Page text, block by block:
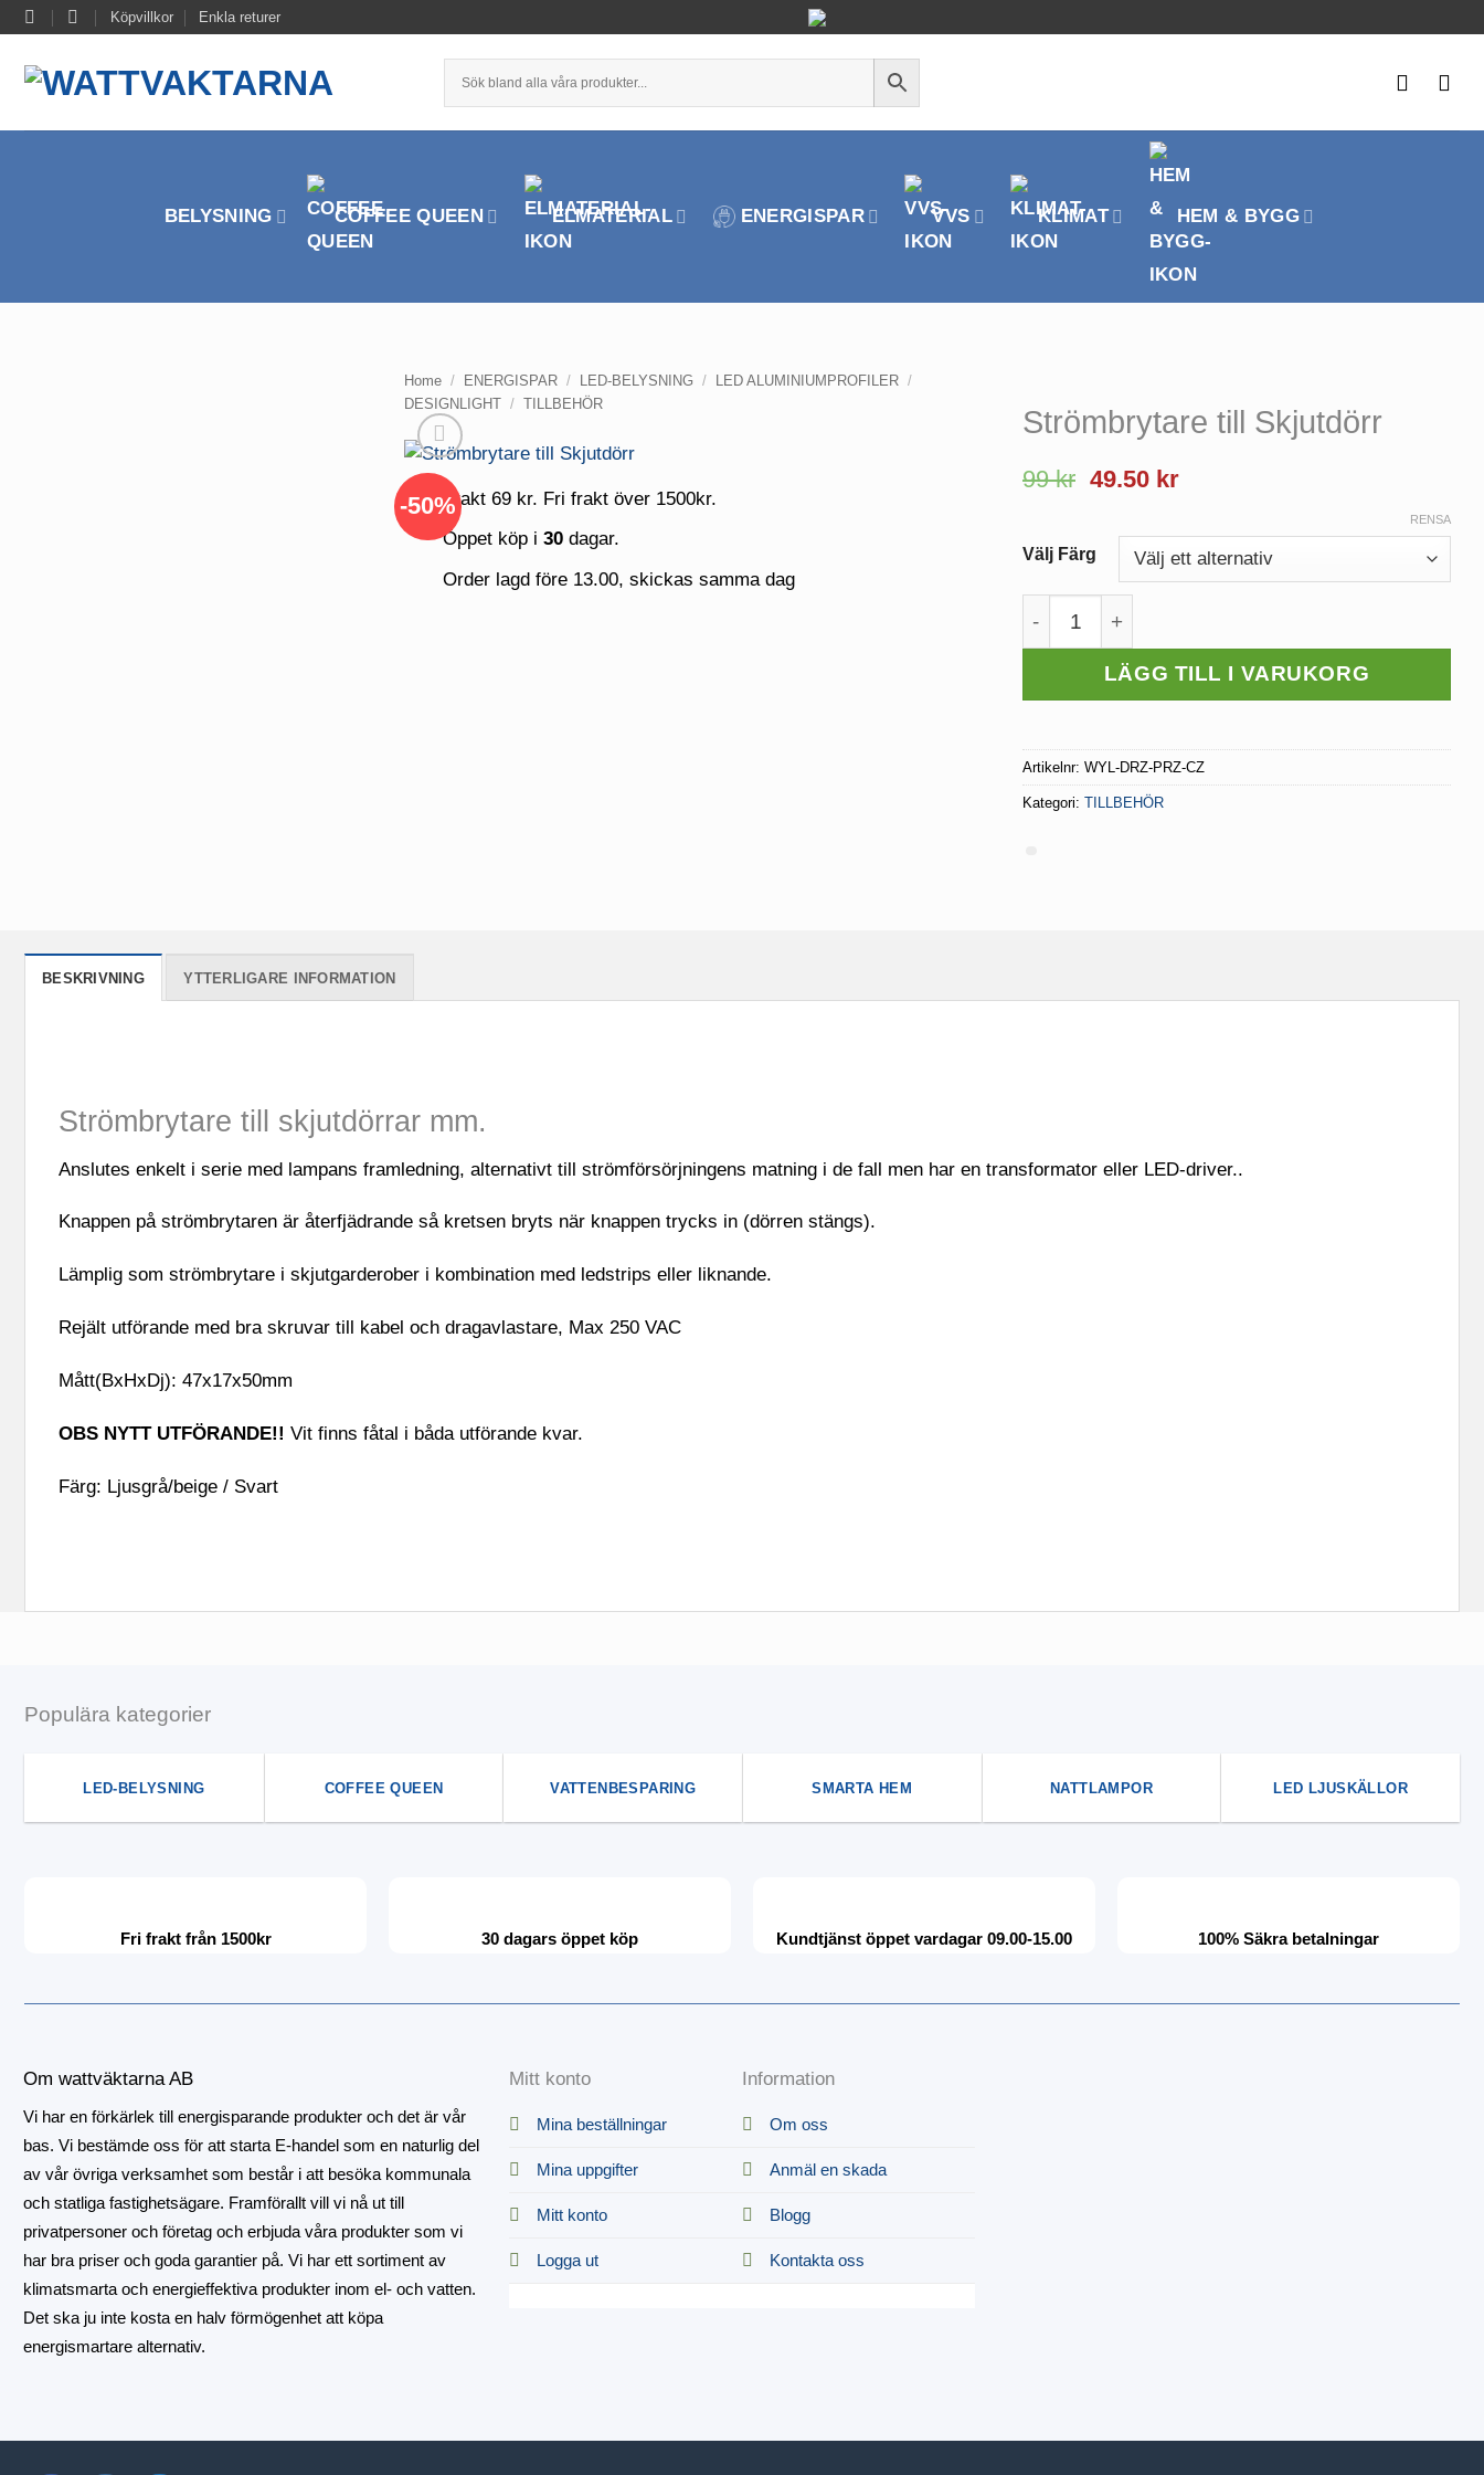
Skip
to
content
Köpvillkor Enkla returer
BELYSNING COFFEE QUEEN ELMATERIAL ENERGISPAR VVS KLIMAT HEM & BYGG
Home / ENERGISPAR / LED-BELYSNING / LED ALUMINIUMPROFILER /
DESIGNLIGHT / TILLBEHÖR
-50%Frakt 69 kr. Fri frakt över 1500kr.
Öppet köp i30 dagar.
Order lagd före 13.00, skickas samma dag
Strömbrytare till Skjutdörr
99kr 49.50 kr
Välj Färg
RENSA
LÄGG TILL I VARUKORG
Artikelnr: WYL-DRZ-PRZ-CZ
Kategori: TILLBEHÖR
BESKRIVNING YTTERLIGARE INFORMATION
Strömbrytare till skjutdörrar mm.
Anslutes enkelt i serie med lampans framledning, alternativt till strömförsörjningens matning i de fall men har en transformator eller LED-driver..
Knappen på strömbrytaren är återfjädrande så kretsen bryts när knappen trycks in (dörren stängs).
Lämplig som strömbrytare i skjutgarderober i kombination med ledstrips eller liknande.
Rejält utförande med bra skruvar till kabel och dragavlastare, Max 250 VAC
Mått(BxHxDj): 47x17x50mm
OBS NYTT UTFÖRANDE!! Vit finns fåtal i båda utförande kvar.
Färg: Ljusgrå/beige / Svart
Populära kategorier
LED-BELYSNING COFFEE QUEEN VATTENBESPARING SMARTA HEM NATTLAMPOR LED LJUSKÄLLOR
Fri frakt från 1500kr 30 dagars öppet köp Kundtjänst öppet vardagar 09.00-15.00 100% Säkra betalningar
Om wattväktarna AB
Vi har en förkärlek till energisparande produkter och det är vår
bas. Vi bestämde oss för att starta E-handel som en naturlig del
av vår övriga verksamhet som består i att besöka kommunala
och statliga fastighetsägare. Framförallt vill vi nå ut till
privatpersoner och företag och erbjuda våra produkter som vi
har bra priser och goda garantier på. Vi har ett sortiment av
klimatsmarta och energieffektiva produkter inom el- och vatten.
Det ska ju inte kosta en halv förmögenhet att köpa
energismartare alternativ.
Mitt konto
Mina beställningar
Mina uppgifter
Mitt konto
Logga ut
Information
Om oss
Anmäl en skada
Blogg
Kontakta oss